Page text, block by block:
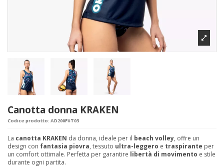
Canotta donna KRAKEN
Codice prodotto: AD200F#T03
La canotta KRAKEN da donna, ideale per il beach volley, offre un
design con fantasia piovra, tessuto ultra-leggero e traspirante per
un comfort ottimale. Perfetta per garantire libertà di movimento e stile
durante ogni partita.